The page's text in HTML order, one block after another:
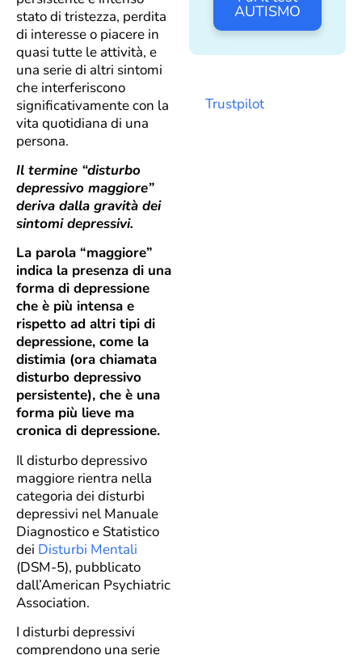
stato di tristezza, perdita
di interesse o piacere in
quasi tutte le attività, e
una serie di altri sintomi
che interferiscono
significativamente con la
vita quotidiana di una
persona.
Il termine “disturbo
depressivo maggiore”
deriva dalla gravità dei
sintomi depressivi.
La parola “maggiore”
indica la presenza di una
forma di depressione
che è più intensa e
rispetto ad altri tipi di
depressione, come la
distimia (ora chiamata
disturbo depressivo
persistente), che è una
forma più lieve ma
cronica di depressione.
Il disturbo depressivo
maggiore rientra nella
categoria dei disturbi
depressivi nel Manuale
Diagnostico e Statistico
dei Disturbi Mentali
(DSM-5), pubblicato
dall’American Psychiatric
Association.
I disturbi depressivi
comprendono una serie
AUTISMO
Trustpilot